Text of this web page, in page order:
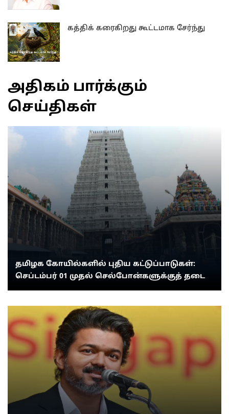
கத்திக் கரைகிறது கூட்டமாக சேர்ந்து
அதிகம் பார்க்கும்
செய்திகள்
தமிழக கோயில்களில் புதிய கட்டுப்பாடுகள்:
செப்டம்பர் 01 முதல் செல்போன்களுக்குத் தடை